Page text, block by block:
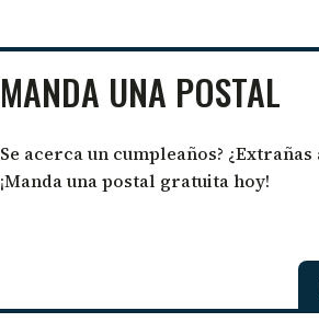
MANDA UNA POSTAL
Se acerca un cumpleaños?
¡Manda una postal gratuita hoy!